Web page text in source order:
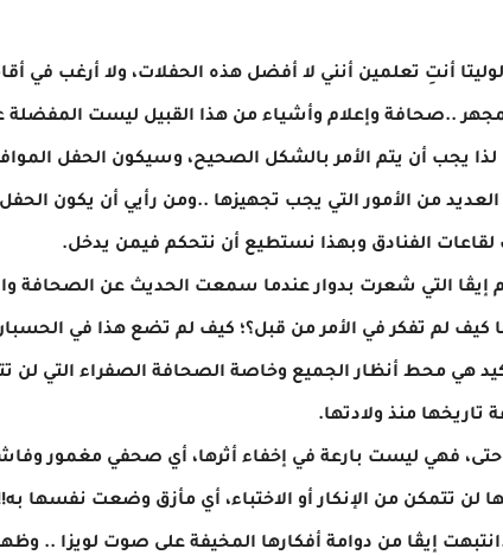
أنتِ تعلمين أنني لا أفضل هذه الحفلات، ولا أرغب في
..صحافة وإعلام وأشياء من هذا القبيل ليست المفضلة
يجب أن يتم الأمر بالشكل الصحيح، وسيكون الحفل
العديد من الأمور التي يجب تجهيزها ..ومن رأيي أن يكون
لقاعات الفنادق وبهذا نستطيع أن نتحكم فيمن يدخل.
التي شعرت بدوار عندما سمعت الحديث عن الصحافة
كيف لم تفكر في الأمر من قبل؟؛ كيف لم تضع هذا في
هي محط أنظار الجميع وخاصة الصحافة الصفراء التي لن
تاريخها منذ ولادتها.
حتى، فهي ليست بارعة في إخفاء أثرها، أي صحفي مغمور
لن تتمكن من الإنكار أو الاختباء، أي مأزق وضعت نفسها
إيڤا من دوامة أفكارها المخيفة على صوت لويزا .. وظهر